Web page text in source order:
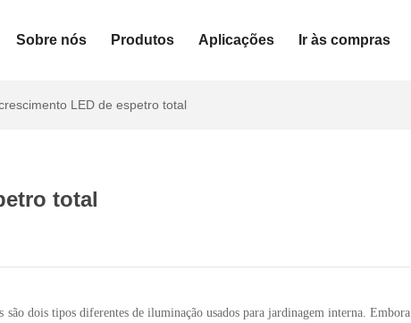
Sobre nós Produtos Aplicações Ir às compras
LED de espetro total
total
dois tipos diferentes de iluminação usados para jardinagem interna. Embora